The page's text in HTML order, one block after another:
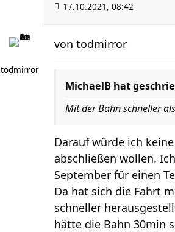
17.10.2021, 08:42
todmirror
von todmirror
MichaelB hat
Mit der Bahn schneller
Darauf würde ich
abschließen wollen.
September für einen
Da hat sich die Fahrt
schneller
hätte die Bahn 30min